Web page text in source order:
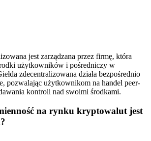
jest zarządzana przez firmę, która
użytkowników i pośredniczy w
zdecentralizowana działa bezpośrednio
pozwalając użytkownikom na handel peer-
kontroli nad swoimi środkami.
na rynku kryptowalut jest